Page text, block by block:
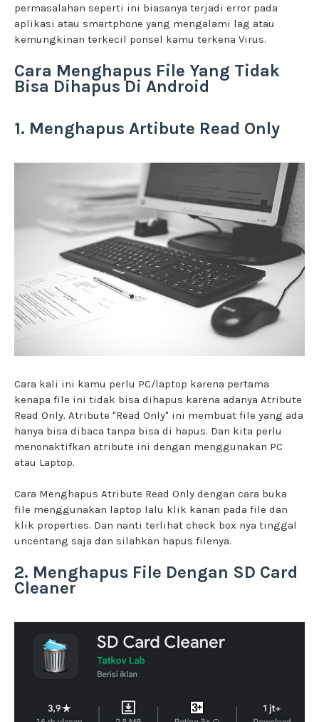
permasalahan seperti ini biasanya terjadi error pada
aplikasi atau smartphone yang mengalami lag atau
kemungkinan terkecil ponsel kamu terkena Virus.
Cara Menghapus File Yang Tidak
Bisa Dihapus Di Android
1. Menghapus Artibute Read Only
Cara kali ini kamu perlu PC/laptop karena pertama
kenapa file ini tidak bisa dihapus karena adanya Atribute
Read Only. Atribute "Read Only" ini membuat file yang ada
hanya bisa dibaca tanpa bisa di hapus. Dan kita perlu
menonaktifkan atribute ini dengan menggunakan PC
atau Laptop.
Cara Menghapus Atribute Read Only dengan cara buka
file menggunakan laptop lalu klik kanan pada file dan
klik properties. Dan nanti terlihat check box nya tinggal
uncentang saja dan silahkan hapus filenya.
2. Menghapus File Dengan SD Card
Cleaner